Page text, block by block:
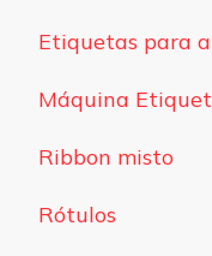
Etiquetas para
Máquina
Ribbon misto
Rótulos